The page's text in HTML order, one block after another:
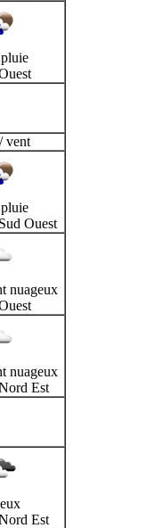
vent
Ouest
nuageux
nuageux
Est
Est